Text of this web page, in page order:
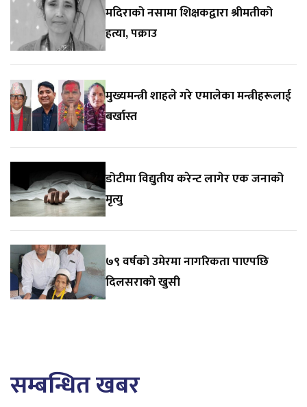
मदिराको नसामा शिक्षकद्वारा श्रीमतीको
हत्या, पक्राउ
मुख्यमन्त्री शाहले गरे एमालेका मन्त्रीहरूलाई
बर्खास्त
डोटीमा विद्युतीय करेन्ट लागेर एक जनाको
मृत्यु
७९ वर्षको उमेरमा नागरिकता पाएपछि
दिलसराको खुसी
सम्बन्धित खबर